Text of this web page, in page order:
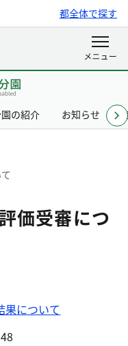
都全体で探す
の紹介 お知らせ
価受審につ
果について